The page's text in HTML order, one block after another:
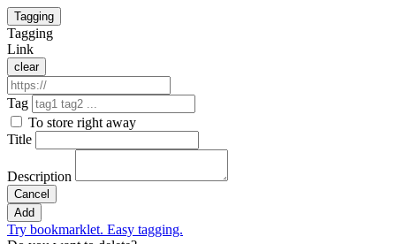
Tagging
Tagging
Link
clear
Tag
To store right away
Title
Description
Cancel
Add
Try bookmarklet. Easy tagging.